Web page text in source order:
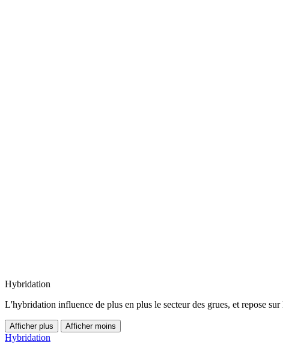
Hybridation
L'hybridation influence de plus en plus le secteur des grues, et repose
Afficher plus Afficher moins
Hybridation